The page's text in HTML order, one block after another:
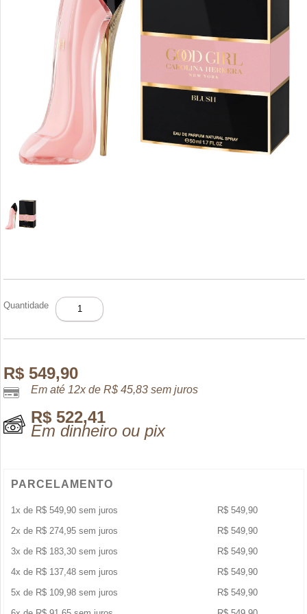
Quantidade
GOOD
GIRL
EDP
quantidade
R$ 549,90
Em até 12x deR$ 45,83 sem juros
R$ 522,41
Em dinheiro ou pix
PARCELAMENTO
1x de R$ 549,90 sem juros R$ 549,90
2x de R$ 274,95 sem juros R$ 549,90
3x de R$ 183,30 sem juros R$ 549,90
4x de R$ 137,48 sem juros R$ 549,90
5x de R$ 109,98 sem juros R$ 549,90